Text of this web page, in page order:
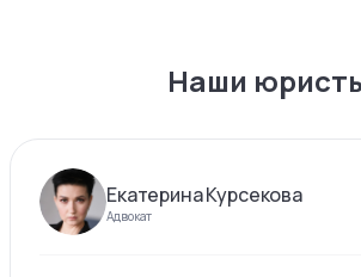
Наши
Екатерина Курсекова
Адвокат